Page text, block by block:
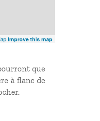
Improve this map
que
à flanc de